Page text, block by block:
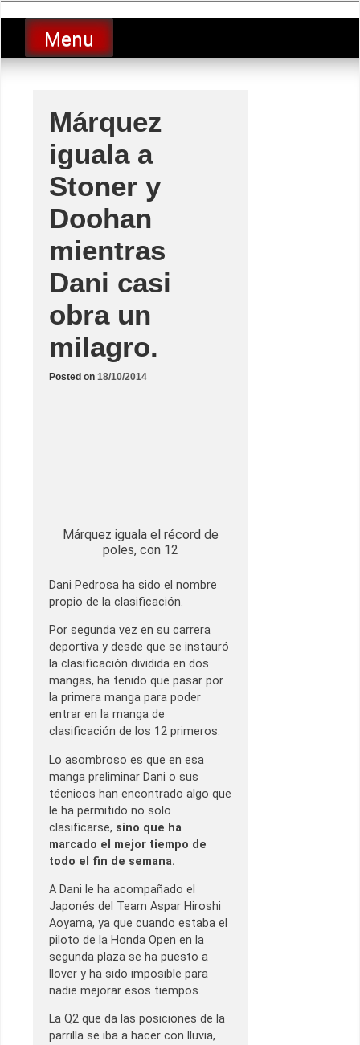
to
contentLucio Lopez GP
luciolopezgp
Menu
Márquez
iguala a
Stoner y
Doohan
mientras
Dani casi
obra un
milagro.
Posted on 18/10/2014
Márquez iguala el récord de
poles, con 12
Dani Pedrosa ha sido el nombre
propio de la clasificación.
Por segunda vez en su carrera
deportiva y desde que se instauró
la clasificación dividida en dos
mangas, ha tenido que pasar por
la primera manga para poder
entrar en la manga de
clasificación de los 12 primeros.
Lo asombroso es que en esa
manga preliminar Dani o sus
técnicos han encontrado algo que
le ha permitido no solo
clasificarse, sino que ha
marcado el mejor tiempo de
todo el fin de semana.
A Dani le ha acompañado el
Japonés del Team Aspar Hiroshi
Aoyama, ya que cuando estaba el
piloto de la Honda Open en la
segunda plaza se ha puesto a
llover y ha sido imposible para
nadie mejorar esos tiempos.
La Q2 que da las posiciones de la
parrilla se iba a hacer con lluvia,